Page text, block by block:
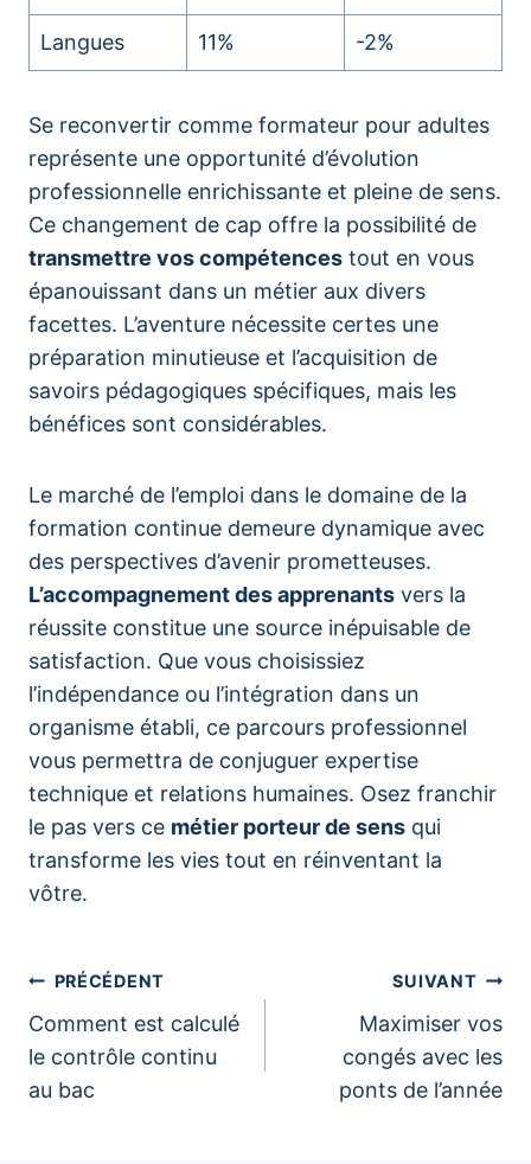
Langues 11% -2%
Se reconvertir comme formateur pour adultes
représente une opportunité d’évolution
professionnelle enrichissante et pleine de sens.
Ce changement de cap offre la possibilité de
transmettre vos compétences tout en vous
épanouissant dans un métier aux divers
facettes. L’aventure nécessite certes une
préparation minutieuse et l’acquisition de
savoirs pédagogiques spécifiques, mais les
bénéfices sont considérables.
Le marché de l’emploi dans le domaine de la
formation continue demeure dynamique avec
des perspectives d’avenir prometteuses.
L’accompagnement des apprenants vers la
réussite constitue une source inépuisable de
satisfaction. Que vous choisissiez
l’indépendance ou l’intégration dans un
organisme établi, ce parcours professionnel
vous permettra de conjuguer expertise
technique et relations humaines. Osez franchir
le pas vers ce métier porteur de sens qui
transforme les vies tout en réinventant la
vôtre.
Navigation
de
l’article
PRÉCÉDENT
Comment est calculé
le contrôle continu
au bac
SUIVANT
Maximiser vos
congés avec les
ponts de l’année